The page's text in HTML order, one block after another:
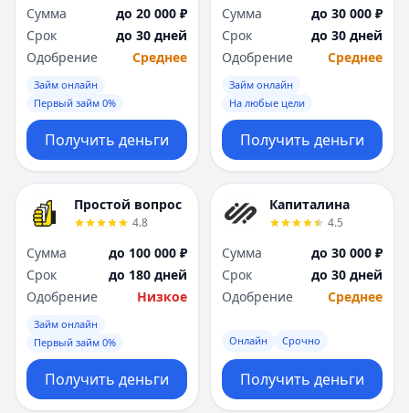
Сумма
до 20 000 ₽
Срок
до 30 дней
Одобрение
Среднее
Займ онлайн
Первый займ 0%
Получить деньги
Сумма
до 30 000 ₽
Срок
до 30 дней
Одобрение
Среднее
Займ онлайн
На любые цели
Получить деньги
Простой вопрос
4.8
Сумма
до 100 000 ₽
Срок
до 180 дней
Одобрение
Низкое
Займ онлайн
Первый займ 0%
Получить деньги
Капиталина
4.5
Сумма
до 30 000 ₽
Срок
до 30 дней
Одобрение
Среднее
Онлайн Срочно
Получить деньги